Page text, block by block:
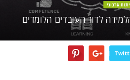
ארגוני
לדור העובדים הלומדים